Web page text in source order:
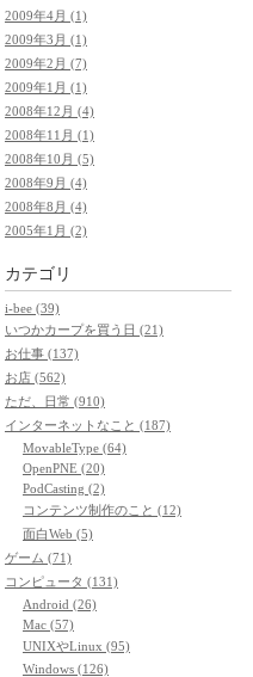
2009年4月 (1)
2009年3月 (1)
2009年2月 (7)
2009年1月 (1)
2008年12月 (4)
2008年11月 (1)
2008年10月 (5)
2008年9月 (4)
2008年8月 (4)
2005年1月 (2)
カテゴリ
i-bee (39)
いつかカープを買う日 (21)
お仕事 (137)
お店 (562)
ただ、日常 (910)
インターネットなこと (187)
MovableType (64)
OpenPNE (20)
PodCasting (2)
コンテンツ制作のこと (12)
面白Web (5)
ゲーム (71)
コンピュータ (131)
Android (26)
Mac (57)
UNIXやLinux (95)
Windows (126)